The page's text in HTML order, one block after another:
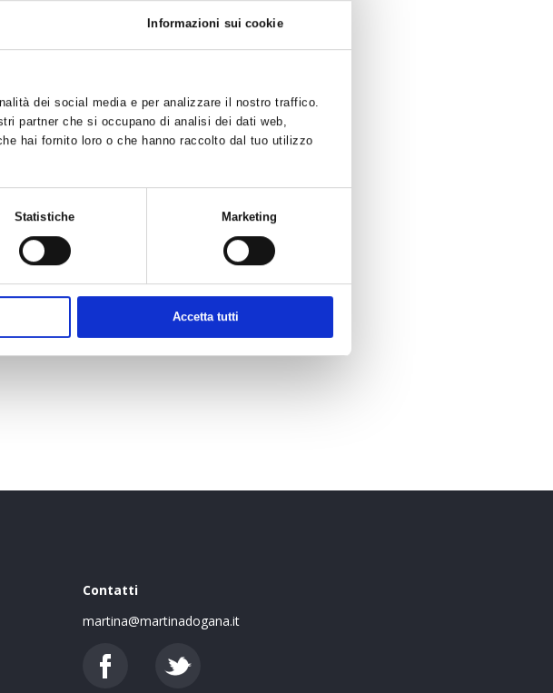
Informazioni sui cookie
dei social media e per analizzare il nostro traffico.
partner che si occupano di analisi dei dati web,
hai fornito loro o che hanno raccolto dal tuo utilizzo
Statistiche Marketing
Accetta tutti
Contatti
martina@martinadogana.it